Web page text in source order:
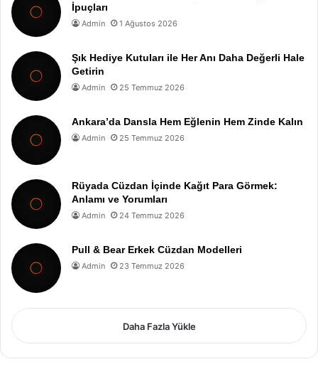
İpuçları
Admin 1 Ağustos 2026
Şık Hediye Kutuları ile Her Anı Daha Değerli Hale
Getirin
Admin 25 Temmuz 2026
Ankara’da Dansla Hem Eğlenin Hem Zinde Kalın
Admin 25 Temmuz 2026
Rüyada Cüzdan İçinde Kağıt Para Görmek:
Anlamı ve Yorumları
Admin 24 Temmuz 2026
Pull & Bear Erkek Cüzdan Modelleri
Admin 23 Temmuz 2026
Daha Fazla Yükle